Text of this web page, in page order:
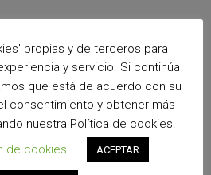
propias y de terceros para
y servicio. Si continúa
que está de acuerdo con su
consentimiento y obtener más
nuestra Política de cookies.
de cookies
ACEPTAR